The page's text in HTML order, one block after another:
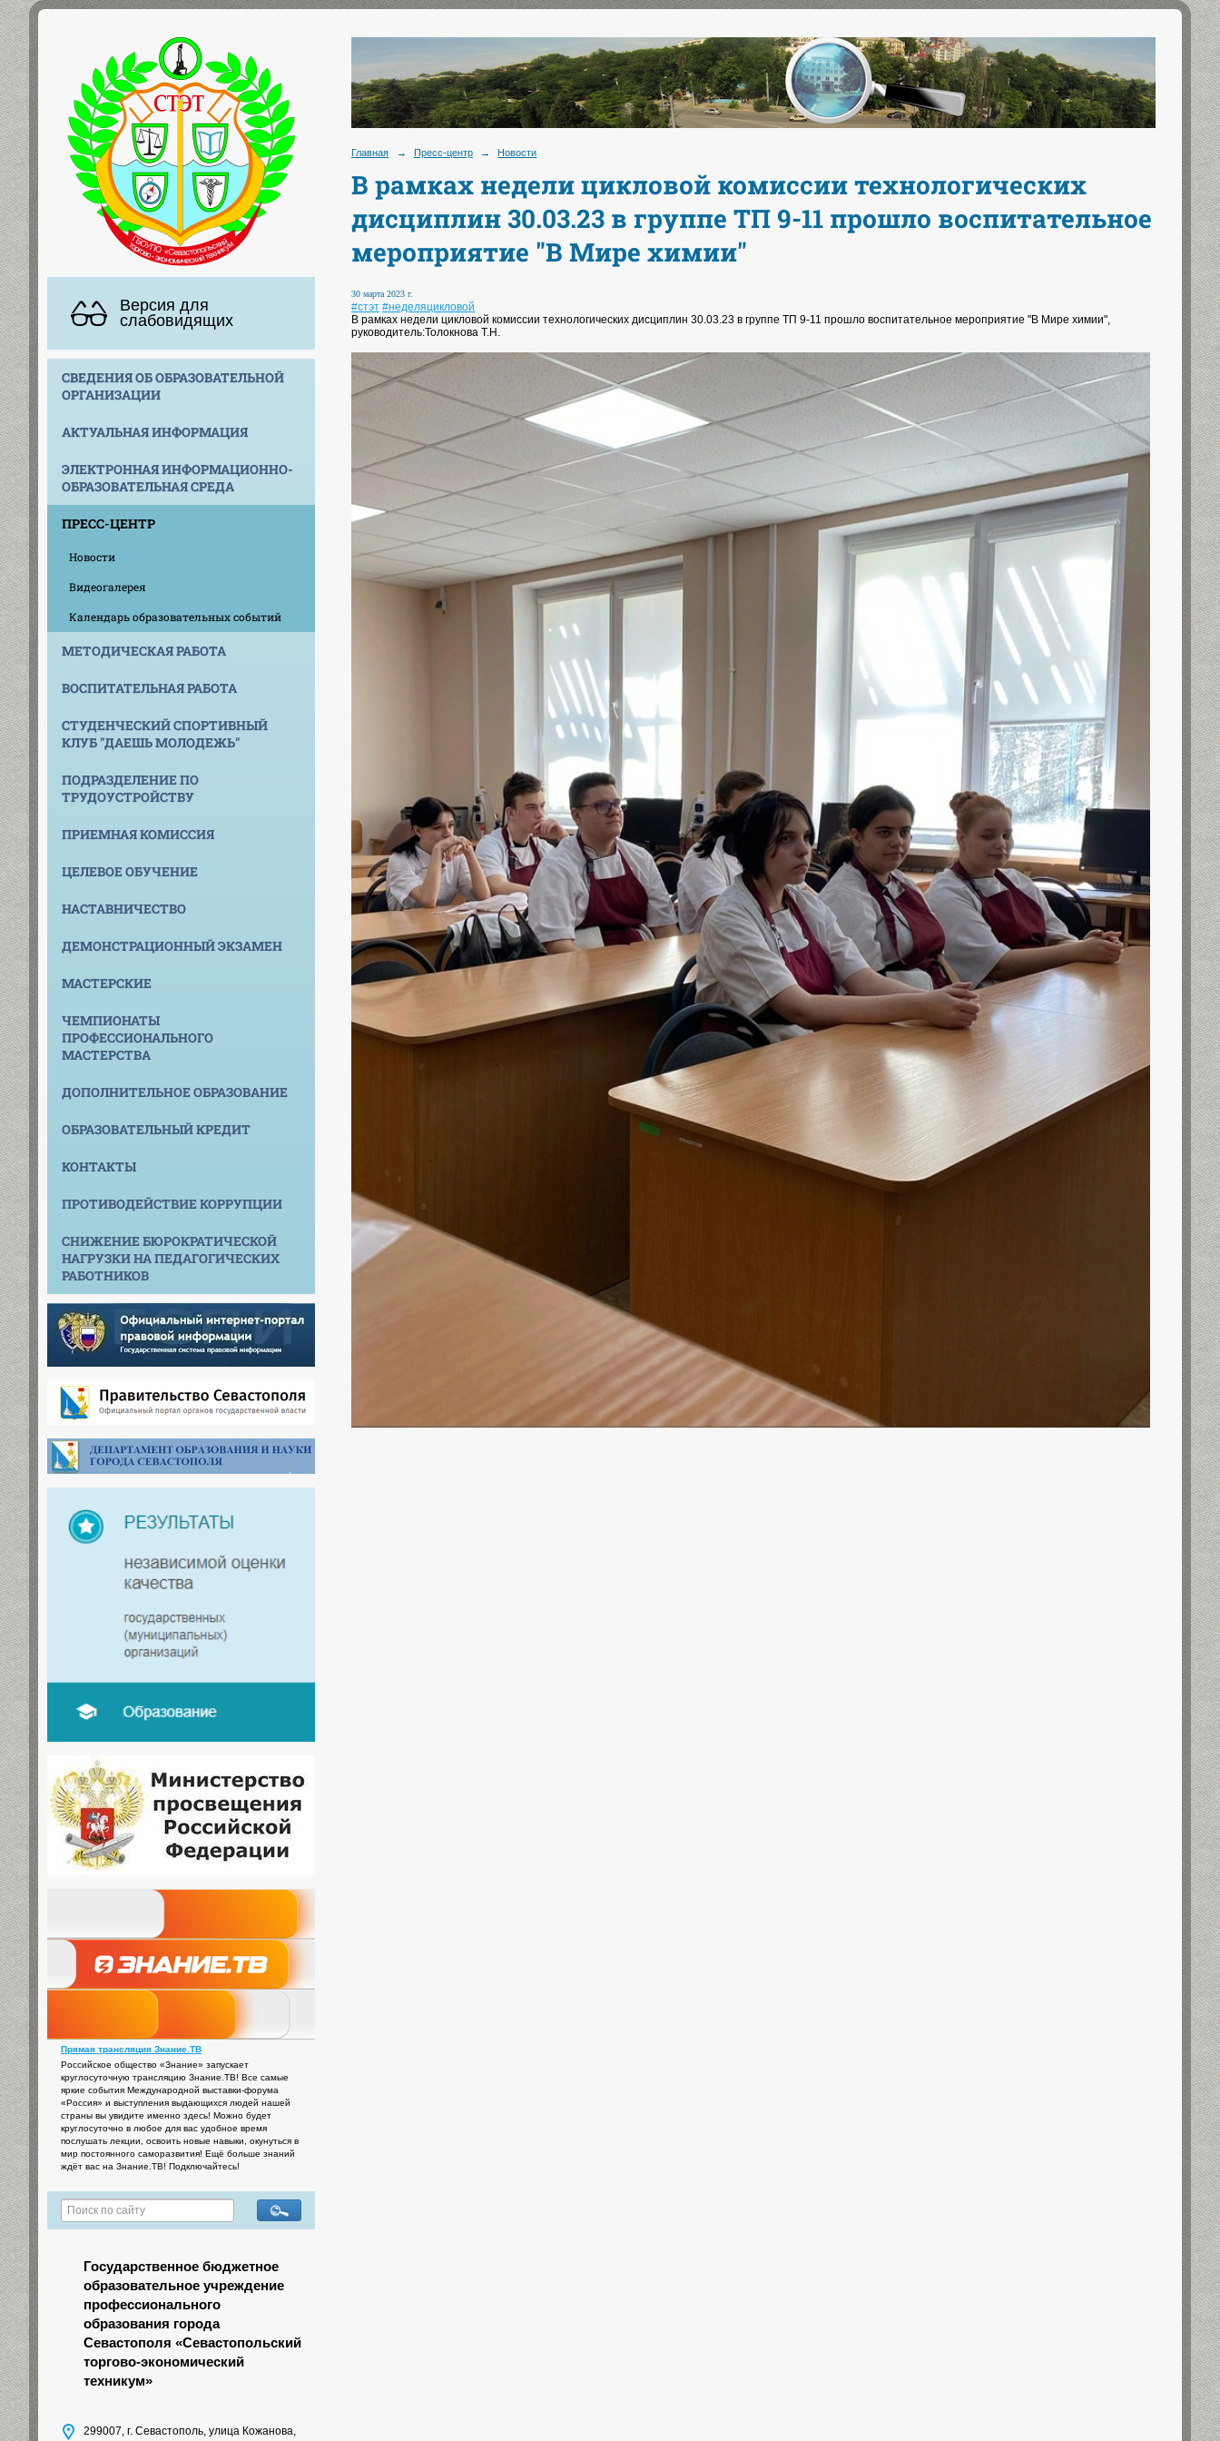
Версия для
слабовидящих
СВЕДЕНИЯ ОБ ОБРАЗОВАТЕЛЬНОЙ
ОРГАНИЗАЦИИ
АКТУАЛЬНАЯ ИНФОРМАЦИЯ
ЭЛЕКТРОННАЯ ИНФОРМАЦИОННО-
ОБРАЗОВАТЕЛЬНАЯ СРЕДА
ПРЕСС-ЦЕНТР
Новости
Видеогалерея
Календарь образовательных событий
МЕТОДИЧЕСКАЯ РАБОТА
ВОСПИТАТЕЛЬНАЯ РАБОТА
СТУДЕНЧЕСКИЙ СПОРТИВНЫЙ
КЛУБ "ДАЕШЬ МОЛОДЕЖЬ"
ПОДРАЗДЕЛЕНИЕ ПО
ТРУДОУСТРОЙСТВУ
ПРИЕМНАЯ КОМИССИЯ
ЦЕЛЕВОЕ ОБУЧЕНИЕ
НАСТАВНИЧЕСТВО
ДЕМОНСТРАЦИОННЫЙ ЭКЗАМЕН
МАСТЕРСКИЕ
ЧЕМПИОНАТЫ
ПРОФЕССИОНАЛЬНОГО
МАСТЕРСТВА
ДОПОЛНИТЕЛЬНОЕ ОБРАЗОВАНИЕ
ОБРАЗОВАТЕЛЬНЫЙ КРЕДИТ
КОНТАКТЫ
ПРОТИВОДЕЙСТВИЕ КОРРУПЦИИ
СНИЖЕНИЕ БЮРОКРАТИЧЕСКОЙ
НАГРУЗКИ НА ПЕДАГОГИЧЕСКИХ
РАБОТНИКОВ
Прямая трансляция Знание.ТВ
Российское общество «Знание» запускает
круглосуточную трансляцию Знание.ТВ! Все самые
яркие события Международной выставки-форума
«Россия» и выступления выдающихся людей нашей
страны вы увидите именно здесь! Можно будет
круглосуточно в любое для вас удобное время
послушать лекции, освоить новые навыки, окунуться в
мир постоянного саморазвития! Ещё больше знаний
ждёт вас на Знание.ТВ! Подключайтесь!
Государственное бюджетное
образовательное учреждение
профессионального
образования города
Севастополя «Севастопольский
торгово-экономический
техникум»
299007, г. Севастополь, улица Кожанова,
Главная → Пресс-центр → Новости
В рамках недели цикловой комиссии технологических
дисциплин 30.03.23 в группе ТП 9-11 прошло воспитательное
мероприятие "В Мире химии"
30 марта 2023 г.
#стэт #неделяцикловой
В рамках недели цикловой комиссии технологических дисциплин 30.03.23 в группе ТП 9-11 прошло воспитательное мероприятие "В Мире химии",
руководитель:Толокнова Т.Н.